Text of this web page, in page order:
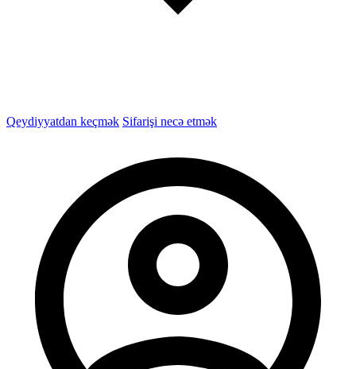
Qeydiyyatdan keçmək Sifarişi necə etmək